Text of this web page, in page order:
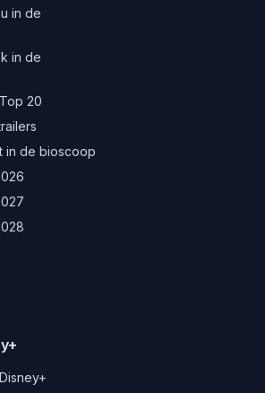
in de
in de
20
in de bioscoop